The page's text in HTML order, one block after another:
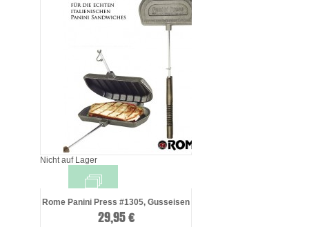
Nicht auf Lager
Rome Panini Press #1305, Gusseisen
29,95 €